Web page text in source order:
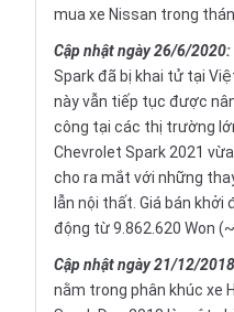
mua xe Nissan trong
Cập nhật ngày 26/6/2020:
Spark đã bị khai tử tại
này vẫn tiếp tục được
công tại các thị trường
Chevrolet Spark 2021
cho ra mắt với những
lẫn nội thất. Giá bán khởi
động từ 9.862.620 Won
Cập nhật ngày21/12/
nằm trong phân khúc xe